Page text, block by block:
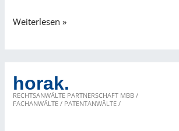
Online
–
aber
Weiterlesen »
horak.
RECHTSANWÄLTE PARTNERSCHAFT MBB /
FACHANWÄLTE / PATENTANWÄLTE /